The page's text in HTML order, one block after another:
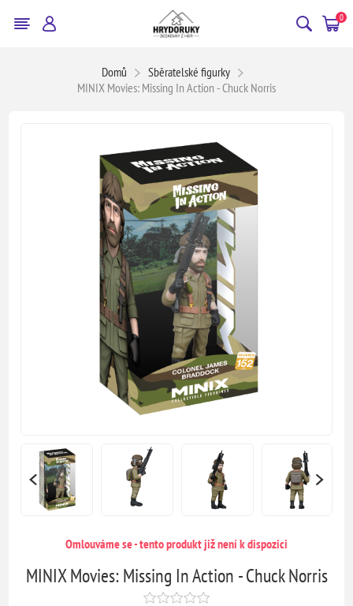
0
Domů
Sběratelské figurky
MINIX Movies: Missing In Action - Chuck Norris
Omlouváme se - tento produkt již není k dispozici
MINIX Movies: Missing In Action - Chuck Norris